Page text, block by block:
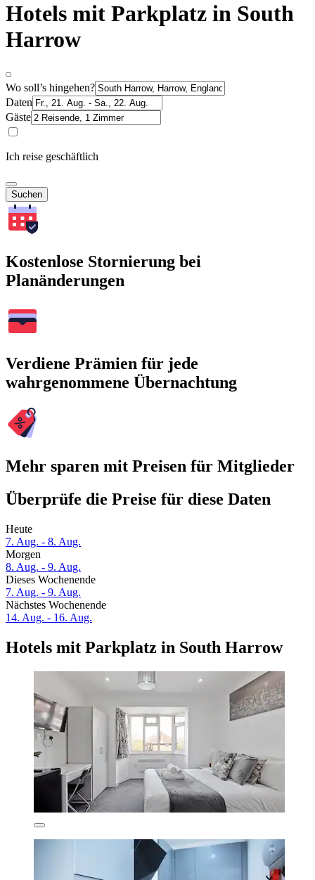
Hotels mit Parkplatz in South
Harrow
Wo soll’s hingehen?
Daten
Gäste
Ich reise geschäftlich
Suchen
Kostenlose Stornierung bei
Planänderungen
Verdiene Prämien für jede
wahrgenommene Übernachtung
Mehr sparen mit Preisen für Mitglieder
Überprüfe die Preise für diese Daten
Heute
7. Aug. - 8. Aug.
Morgen
8. Aug. - 9. Aug.
Dieses Wochenende
7. Aug. - 9. Aug.
Nächstes Wochenende
14. Aug. - 16. Aug.
Hotels mit Parkplatz in South Harrow